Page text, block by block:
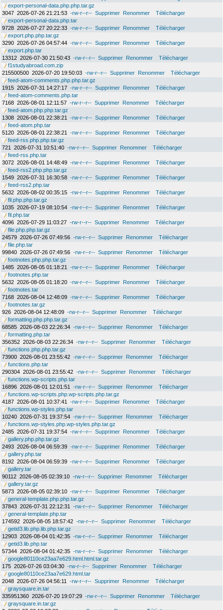
export-personal-data.php.php.tar.gz
3047 2026-07-26 21:21:53 -rw-r--r-- Supprimer Renommer
Télécharger
export-personal-data.php.tar
9728 2026-07-27 20:22:33 -rw-r--r-- Supprimer Renommer
Télécharger
export.php.php.tar.gz
3290 2026-07-26 04:57:44 -rw-r--r-- Supprimer Renommer
Télécharger
export.php.tar
13312 2026-07-30 21:50:43 -rw-r--r-- Supprimer Renommer
Télécharger
f1studyabroad.com.zip
215500500 2026-07-20 19:50:03 -rw-r--r-- Supprimer Renommer
Télécharger
feed-atom-comments.php.php.tar.gz
1915 2026-07-31 14:27:17 -rw-r--r-- Supprimer Renommer
Télécharger
feed-atom-comments.php.tar
7168 2026-08-01 12:11:57 -rw-r--r-- Supprimer Renommer
Télécharger
feed-atom.php.php.tar.gz
1308 2026-08-01 22:38:21 -rw-r--r-- Supprimer Renommer
Télécharger
feed-atom.php.tar
5120 2026-08-01 22:38:21 -rw-r--r-- Supprimer Renommer
Télécharger
feed-rss.php.php.tar.gz
721
2026-07-31 10:51:40 -rw-r--r-- Supprimer Renommer
Télécharger
feed-rss.php.tar
3072 2026-08-01 14:48:49 -rw-r--r-- Supprimer Renommer
Télécharger
feed-rss2.php.php.tar.gz
1549 2026-07-31 16:30:58 -rw-r--r-- Supprimer Renommer
Télécharger
feed-rss2.php.tar
5632 2026-08-02 00:35:15 -rw-r--r-- Supprimer Renommer
Télécharger
fil.php.php.tar.gz
1035 2026-07-19 08:10:54 -rw-r--r-- Supprimer Renommer
Télécharger
fil.php.tar
4096 2026-07-29 11:03:27 -rw-r--r-- Supprimer Renommer
Télécharger
file.php.php.tar.gz
24579 2026-07-26 07:49:56 -rw-r--r-- Supprimer Renommer
Télécharger
file.php.tar
99840 2026-07-26 07:49:56 -rw-r--r-- Supprimer Renommer
Télécharger
footnotes.php.php.tar.gz
1485 2026-08-05 01:18:21 -rw-r--r-- Supprimer Renommer
Télécharger
footnotes.php.tar
5632 2026-08-05 01:18:20 -rw-r--r-- Supprimer Renommer
Télécharger
footnotes.tar
7168 2026-08-04 12:48:09 -rw-r--r-- Supprimer Renommer
Télécharger
footnotes.tar.gz
926 2026-08-04 12:48:09 -rw-r--r-- Supprimer Renommer
Télécharger
formatting.php.php.tar.gz
68585 2026-08-03 22:26:34 -rw-r--r-- Supprimer Renommer
Télécharger
formatting.php.tar
356352 2026-08-03 22:26:34 -rw-r--r-- Supprimer Renommer
Télécharger
functions.php.php.tar.gz
73900 2026-08-01 23:55:42 -rw-r--r-- Supprimer Renommer
Télécharger
functions.php.tar
290304 2026-08-01 23:55:42 -rw-r--r-- Supprimer Renommer
Télécharger
functions.wp-scripts.php.tar
16896 2026-08-01 12:01:51 -rw-r--r-- Supprimer Renommer
Télécharger
functions.wp-scripts.php.wp-scripts.php.tar.gz
4187 2026-08-01 10:37:41 -rw-r--r-- Supprimer Renommer
Télécharger
functions.wp-styles.php.tar
10240 2026-07-31 19:37:54 -rw-r--r-- Supprimer Renommer
Télécharger
functions.wp-styles.php.wp-styles.php.tar.gz
2485 2026-07-31 19:37:54 -rw-r--r-- Supprimer Renommer
Télécharger
gallery.php.php.tar.gz
2493 2026-08-04 06:59:39 -rw-r--r-- Supprimer Renommer
Télécharger
gallery.php.tar
8192 2026-08-04 06:59:39 -rw-r--r-- Supprimer Renommer
Télécharger
gallery.tar
90112 2026-08-05 02:39:10 -rw-r--r-- Supprimer Renommer
Télécharger
gallery.tar.gz
5873 2026-08-05 02:39:10 -rw-r--r-- Supprimer Renommer
Télécharger
general-template.php.php.tar.gz
37843 2026-07-31 22:12:31 -rw-r--r-- Supprimer Renommer
Télécharger
general-template.php.tar
174592 2026-08-05 18:57:42 -rw-r--r-- Supprimer Renommer
Télécharger
getid3.lib.php.lib.php.tar.gz
12903 2026-08-04 01:42:35 -rw-r--r-- Supprimer Renommer
Télécharger
getid3.lib.php.tar
57344 2026-08-04 01:42:35 -rw-r--r-- Supprimer Renommer
Télécharger
google80110ce23aa7e629.html.html.tar.gz
175 2026-07-26 03:04:30 -rw-r--r-- Supprimer Renommer
Télécharger
google80110ce23aa7e629.html.tar
2048 2026-07-26 04:56:11 -rw-r--r-- Supprimer Renommer
Télécharger
graysquare.in.tar
335951360 2026-07-20 19:07:29 -rw-r--r-- Supprimer Renommer
Télécharger
graysquare.in.tar.gz